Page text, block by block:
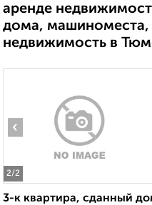
аренде
дома, машиноместа,
недвижимость в
2/2
‹
3-к квартира, сданный